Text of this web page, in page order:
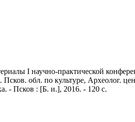
I научно-практической
обл. по культуре, Археолог.
- Псков : [Б. и.], 2016. - 120 с.